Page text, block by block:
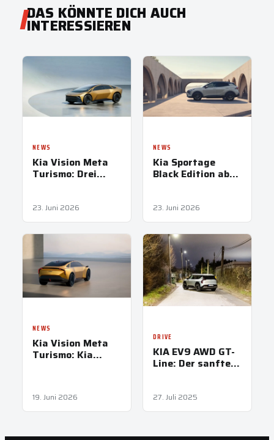
DAS KÖNNTE DICH AUCH
INTERESSIEREN
NEWS
Kia Vision Meta
Turismo: Drei
Zukunft
23. Juni 2026
NEWS
Kia Sportage
Black Edition ab
der Noir-Version
23. Juni 2026
NEWS
Kia Vision Meta
Turismo: Kia
Mailand
19. Juni 2026
DRIVE
KIA EV9 AWD GT-
Line: Der sanfte
27. Juli 2025